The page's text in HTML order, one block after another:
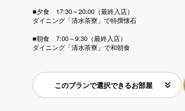
■夕食 17:30～20:00（最終入店）
ダイニング「清水茶寮」で特撰懐石
■朝食 7:00～9:30（最終入店）
ダイニング「清水茶寮」で和朝食
このプランで選択できるお部屋